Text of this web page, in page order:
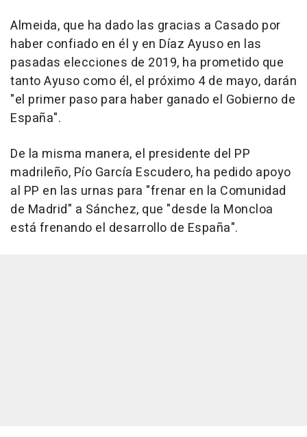
Almeida, que ha dado las gracias a Casado por
haber confiado en él y en Díaz Ayuso en las
pasadas elecciones de 2019, ha prometido que
tanto Ayuso como él, el próximo 4 de mayo, darán
"el primer paso para haber ganado el Gobierno de
España".
De la misma manera, el presidente del PP
madrileño, Pío García Escudero, ha pedido apoyo
al PP en las urnas para "frenar en la Comunidad
de Madrid" a Sánchez, que "desde la Moncloa
está frenando el desarrollo de España".